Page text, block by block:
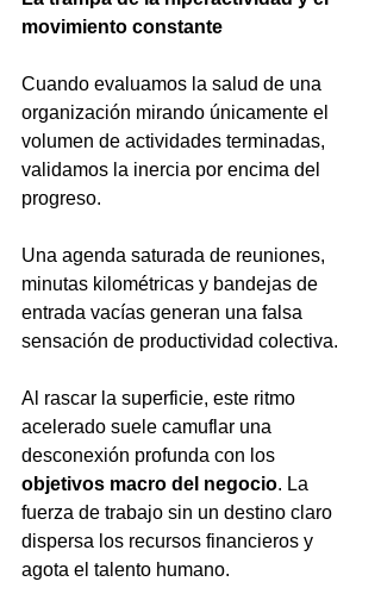
movimiento constante
Cuando evaluamos la salud de una
organización mirando únicamente el
volumen de actividades terminadas,
validamos la inercia por encima del
progreso.
Una agenda saturada de reuniones,
minutas kilométricas y bandejas de
entrada vacías generan una falsa
sensación de productividad colectiva.
Al rascar la superficie, este ritmo
acelerado suele camuflar una
desconexión profunda con los
objetivos macro del negocio. La
fuerza de trabajo sin un destino claro
dispersa los recursos financieros y
agota el talento humano.